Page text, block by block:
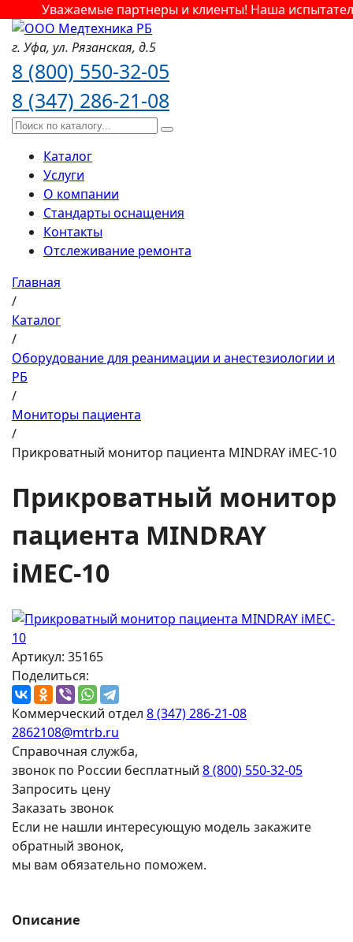
Уважаемые партнеры и клиенты! Наша
г. Уфа, ул. Рязанская, д.5
8 (800) 550-32-05
8 (347) 286-21-08
Каталог
Услуги
О компании
Стандарты оснащения
Контакты
Отслеживание ремонта
Главная
/
Каталог
/
Оборудование для реанимации и анестезиологии и
РБ
/
Мониторы пациента
/
Прикроватный монитор пациента MINDRAY iMEC-10
Прикроватный монитор
пациента MINDRAY
iMEC-10
Артикул: 35165
Поделиться:
Коммерческий отдел 8 (347) 286-21-08
2862108@mtrb.ru
Справочная служба,
звонок по России бесплатный 8 (800) 550-32-05
Запросить цену
Заказать звонок
Если не нашли интересующую модель закажите
обратный звонок,
мы вам обязательно поможем.
Описание